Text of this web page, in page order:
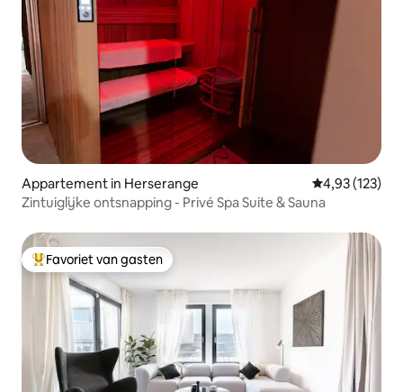
Appartement in Herserange Gemiddelde
4,93 (123)
Zintuiglijke ontsnapping - Privé Spa Suite & Sauna
Topfavoriet van gasten
Favoriet van gasten